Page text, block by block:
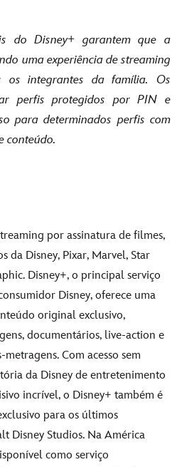
do Disney+ garantem que a
uma experiência de streaming
os integrantes da família. Os
perfis protegidos por PIN e
para determinados perfis com
conteúdo.
por assinatura de filmes,
da Disney, Pixar, Marvel, Star
Disney+, o principal serviço
Disney, oferece uma
original exclusivo,
documentários, live-action e
Com acesso sem
da Disney de entretenimento
incrível, o Disney+ também é
para os últimos
Disney Studios. Na América
como serviço